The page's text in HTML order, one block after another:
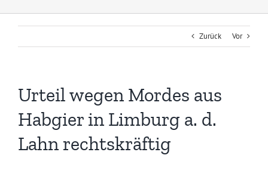
Zurück Vor
Urteil wegen Mordes aus
Habgier in Limburg a. d.
Lahn rechtskräftig